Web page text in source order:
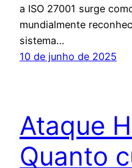
a ISO 27001 surge
mundialmente
sistema…
10 de junho de 2025
Ataque
Quanto